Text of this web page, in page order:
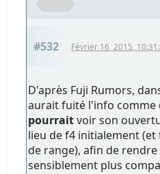
#532 Février 16, 2015,
D'après Fuji Rumors,
aurait fuité l'info comme
pourraitvoir son
lieu de f4 initialement
de range), afin de
sensiblement plus